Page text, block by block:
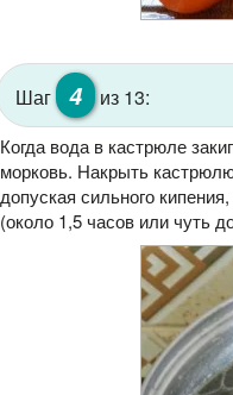
Шаг 4 из 13:
Когда вода в кастрюле
морковь. Накрыть
допуская сильного
(около 1,5 часов или чуть